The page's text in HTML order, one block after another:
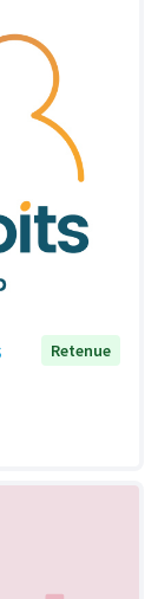
Retenue